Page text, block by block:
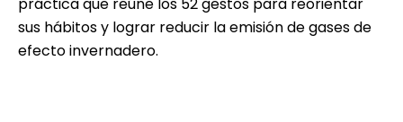
sus hábitos y lograr reducir la emisión de gases de
efecto invernadero.